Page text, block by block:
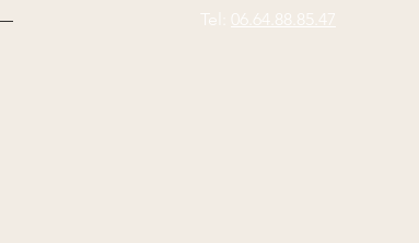
Tel: 06.64.88.85.47